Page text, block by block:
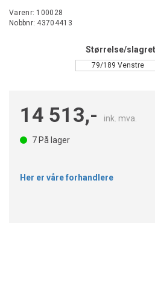
Varenr: 100028
Nobbnr: 43704413
Størrelse/
79/189 Venstre
14 513,- ink. mva.
7 På lager
Her er våre forhandlere